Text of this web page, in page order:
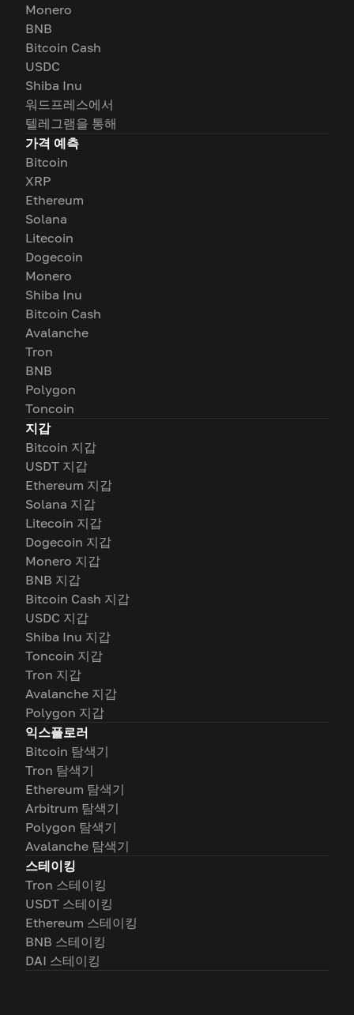
Monero
BNB
Bitcoin Cash
USDC
Shiba Inu
워드프레스에서
텔레그램을 통해
가격 예측
Bitcoin
XRP
Ethereum
Solana
Litecoin
Dogecoin
Monero
Shiba Inu
Bitcoin Cash
Avalanche
Tron
BNB
Polygon
Toncoin
지갑
Bitcoin 지갑
USDT 지갑
Ethereum 지갑
Solana 지갑
Litecoin 지갑
Dogecoin 지갑
Monero 지갑
BNB 지갑
Bitcoin Cash 지갑
USDC 지갑
Shiba Inu 지갑
Toncoin 지갑
Tron 지갑
Avalanche 지갑
Polygon 지갑
익스플로러
Bitcoin 탐색기
Tron 탐색기
Ethereum 탐색기
Arbitrum 탐색기
Polygon 탐색기
Avalanche 탐색기
스테이킹
Tron 스테이킹
USDT 스테이킹
Ethereum 스테이킹
BNB 스테이킹
DAI 스테이킹